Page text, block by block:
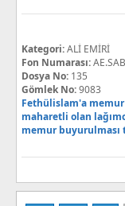
Kategori:ALİ EMİRİ
Fon Numarası:
Dosya No: 135
Gömlek No:9083
Fethülislam'a memur
maharetli olan
memur buyurulması